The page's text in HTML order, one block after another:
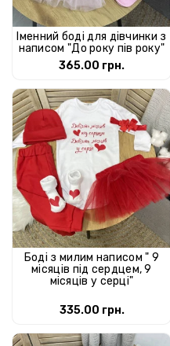
Іменний боді для дівчинки з
написом "До року пів року"
365.00 грн.
Боді з милим написом " 9
місяців під сердцем, 9
місяців у серці"
335.00 грн.